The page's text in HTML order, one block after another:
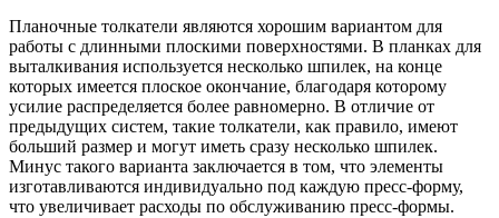
Планочные толкатели являются хорошим вариантом для
работы с длинными плоскими поверхностями. В планках для
выталкивания используется несколько шпилек, на конце
которых имеется плоское окончание, благодаря которому
усилие распределяется более равномерно. В отличие от
предыдущих систем, такие толкатели, как правило, имеют
больший размер и могут иметь сразу несколько шпилек.
Минус такого варианта заключается в том, что элементы
изготавливаются индивидуально под каждую пресс-форму,
что увеличивает расходы по обслуживанию пресс-формы.